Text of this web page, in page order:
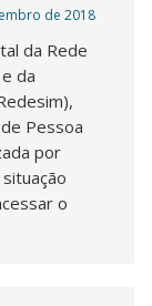
de 2018
da Rede
da
Pessoa
por
o